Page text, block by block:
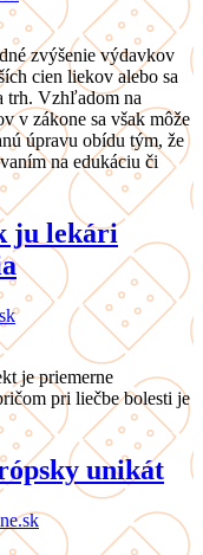
zvýšenie výdavkov
cien liekov alebo sa
trh. Vzhľadom na
v zákone sa však môže
úpravu obídu tým, že
na edukáciu či
ju lekári
je priemerne
pri liečbe bolesti je
unikát